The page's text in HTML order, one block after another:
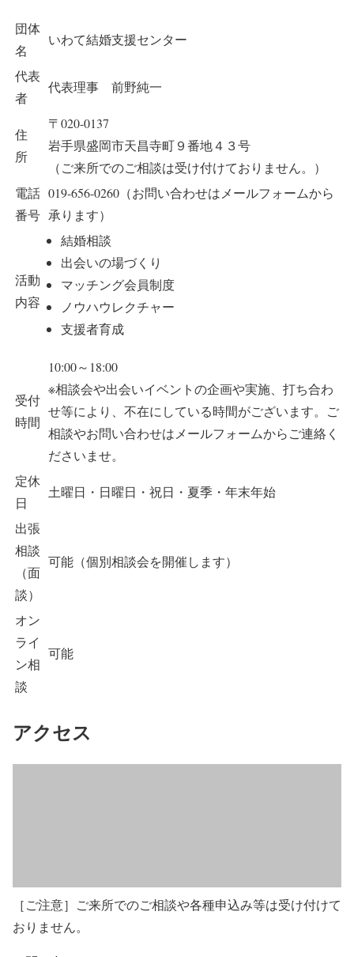
団体
名
いわて結婚支援センター
代表
者
代表理事 前野純一
住
所
〒020-0137
岩手県盛岡市天昌寺町９番地４３号
（ご来所でのご相談は受け付けておりません。）
電話
番号
019-656-0260（お問い合わせはメールフォームから
承ります）
活動
内容
結婚相談
出会いの場づくり
マッチング会員制度
ノウハウレクチャー
支援者育成
受付
時間
10:00～18:00
※相談会や出会いイベントの企画や実施、打ち合わ
せ等により、不在にしている時間がございます。ご
相談やお問い合わせはメールフォームからご連絡く
ださいませ。
定休
日
土曜日・日曜日・祝日・夏季・年末年始
出張
相談
（面
談）
可能（個別相談会を開催します）
オン
ライ
ン相
談
可能
アクセス
［ご注意］ご来所でのご相談や各種申込み等は受け付けて
おりません。